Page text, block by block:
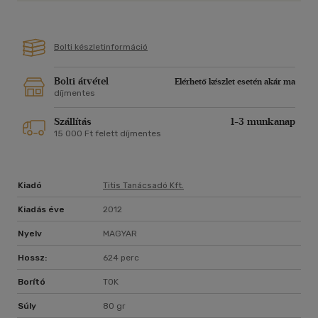
Bolti készletinformáció
Bolti átvétel
Elérhető készlet esetén akár ma
díjmentes
Szállítás 1-3 munkanap
15 000 Ft felett díjmentes
Kiadó Titis Tanácsadó Kft.
Kiadás éve 2012
Nyelv MAGYAR
Hossz: 624 perc
Borító TOK
Súly 80 gr